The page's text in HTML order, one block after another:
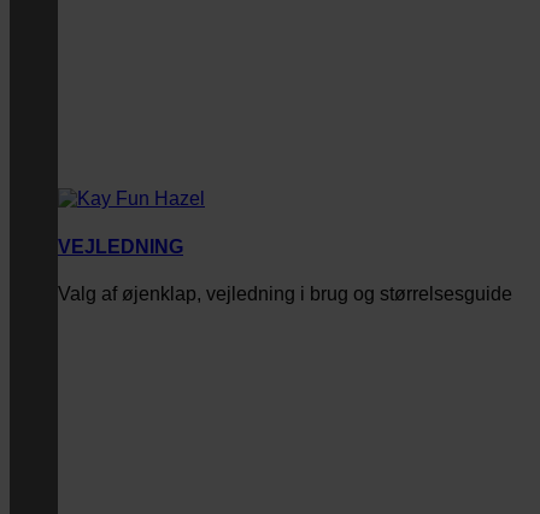
VEJLEDNING
Valg af øjenklap, vejledning i brug og størrelsesguide